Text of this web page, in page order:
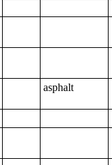
asphalt